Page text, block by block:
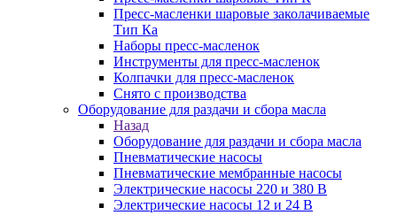
Пресс-масленки шаровые заколачиваемые
Тип Кa
Наборы пресс-масленок
Инструменты для пресс-масленок
Колпачки для пресс-масленок
Снято с производства
Оборудование для раздачи и сбора масла
Назад
Оборудование для раздачи и сбора масла
Пневматические насосы
Пневматические мембранные насосы
Электрические насосы 220 и 380 В
Электрические насосы 12 и 24 В